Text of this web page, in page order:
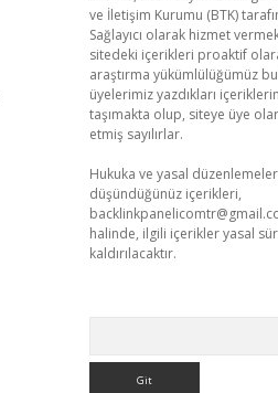
ve İletişim Kurumu (BTK)
Sağlayıcı olarak hizmet
sitedeki içerikleri proaktif
araştırma yükümlülüğümüz
üyelerimiz yazdıkları
taşımakta olup, siteye üye
etmiş sayılırlar.
Hukuka ve yasal
düşündüğünüz içerikleri,
halinde, ilgili içerikler yasal
kaldırılacaktır.